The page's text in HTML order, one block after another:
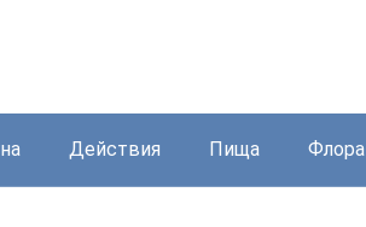
Действия Пища Флора